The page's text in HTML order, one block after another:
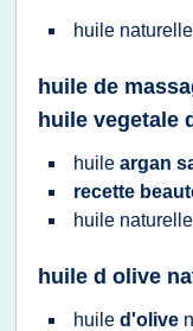
huile naturelle
huile de
huile vegetale
huile argan
recette
huile naturelle
huile d olive
huile d'olive